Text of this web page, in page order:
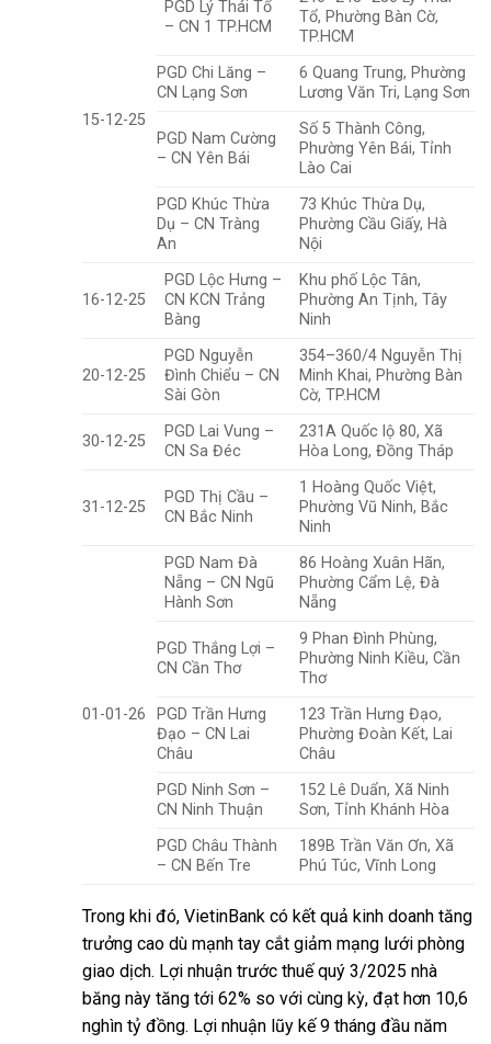
15-12-25
PGD Lý Thái Tổ
– CN 1 TP.HCM
Tổ, Phường Bàn Cờ,
TP.HCM
PGD Chi Lăng –
CN Lạng Sơn
6 Quang Trung, Phường
Lương Văn Tri, Lạng Sơn
PGD Nam Cường
– CN Yên Bái
Số 5 Thành Công,
Phường Yên Bái, Tỉnh
Lào Cai
PGD Khúc Thừa
Dụ – CN Tràng
An
73 Khúc Thừa Dụ,
Phường Cầu Giấy, Hà
Nội
16-12-25
PGD Lộc Hưng –
CN KCN Trảng
Bàng
Khu phố Lộc Tân,
Phường An Tịnh, Tây
Ninh
20-12-25
PGD Nguyễn
Đình Chiểu – CN
Sài Gòn
354–360/4 Nguyễn Thị
Minh Khai, Phường Bàn
Cờ, TP.HCM
30-12-25
PGD Lai Vung –
CN Sa Đéc
231A Quốc lộ 80, Xã
Hòa Long, Đồng Tháp
31-12-25
PGD Thị Cầu –
CN Bắc Ninh
1 Hoàng Quốc Việt,
Phường Vũ Ninh, Bắc
Ninh
01-01-26
PGD Nam Đà
Nẵng – CN Ngũ
Hành Sơn
86 Hoàng Xuân Hãn,
Phường Cẩm Lệ, Đà
Nẵng
PGD Thắng Lợi –
CN Cần Thơ
9 Phan Đình Phùng,
Phường Ninh Kiều, Cần
Thơ
PGD Trần Hưng
Đạo – CN Lai
Châu
123 Trần Hưng Đạo,
Phường Đoàn Kết, Lai
Châu
PGD Ninh Sơn –
CN Ninh Thuận
152 Lê Duẩn, Xã Ninh
Sơn, Tỉnh Khánh Hòa
PGD Châu Thành
– CN Bến Tre
189B Trần Văn Ơn, Xã
Phú Túc, Vĩnh Long
Trong khi đó, VietinBank có kết quả kinh doanh tăng
trưởng cao dù mạnh tay cắt giảm mạng lưới phòng
giao dịch. Lợi nhuận trước thuế quý 3/2025 nhà
băng này tăng tới 62% so với cùng kỳ, đạt hơn 10,6
nghìn tỷ đồng. Lợi nhuận lũy kế 9 tháng đầu năm